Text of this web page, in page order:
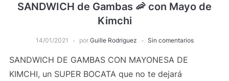
SANDWICH de Gambas 🦐 con Mayo de
Kimchi
14/01/2021 por Guille Rodriguez Sin comentarios
SANDWICH DE GAMBAS CON MAYONESA DE
KIMCHI, un SUPER BOCATA que no te dejará